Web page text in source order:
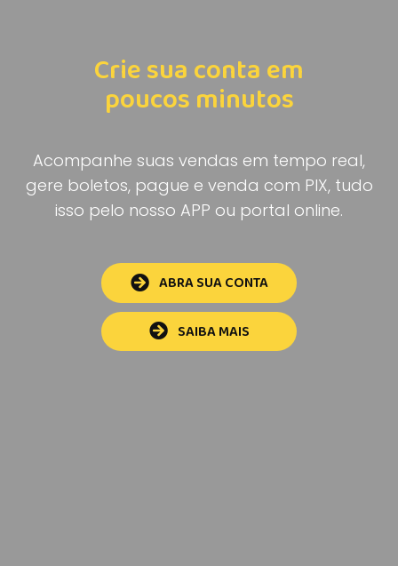
Crie sua conta em
poucos minutos
Acompanhe suas vendas em tempo real,
gere boletos, pague e venda com PIX, tudo
isso pelo nosso APP ou portal online.
ABRA SUA CONTA
SAIBA MAIS